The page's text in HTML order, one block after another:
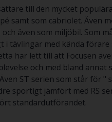
till den mycket
samt som cabriolet. Även
även som miljöbil. Som
tävlingar med kända
har lett till att Focusen
och med bland
ST serien som står för
sportigt jämfört med RS
standardutförandet.